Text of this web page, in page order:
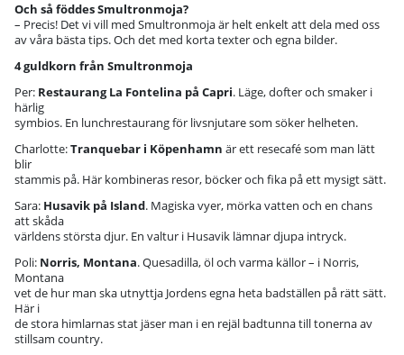
Och så föddes Smultronmoja?
– Precis! Det vi vill med Smultronmoja är helt enkelt att dela med oss
av våra bästa tips. Och det med korta texter och egna bilder.
4 guldkorn från Smultronmoja
Per: Restaurang La Fontelina på Capri. Läge, dofter och smaker i
härlig
symbios. En lunchrestaurang för livsnjutare som söker helheten.
Charlotte:Tranquebar i Köpenhamn är ett resecafé som man lätt
blir
stammis på. Här kombineras resor, böcker och fika på ett mysigt sätt.
Sara: Husavik på Island. Magiska vyer, mörka vatten och en chans
att skåda
världens största djur. En valtur i Husavik lämnar djupa intryck.
Poli: Norris, Montana. Quesadilla, öl och varma källor – i Norris,
Montana
vet de hur man ska utnyttja Jordens egna heta badställen på rätt sätt.
Här i
de stora himlarnas stat jäser man i en rejäl badtunna till tonerna av
stillsam country.